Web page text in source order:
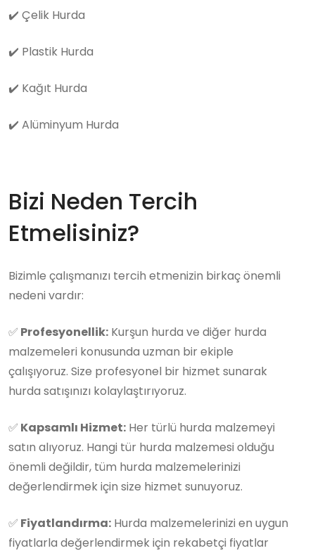
✔️ Çelik Hurda
✔️ Plastik Hurda
✔️ Kağıt Hurda
✔️ Alüminyum Hurda
Bizi Neden Tercih
Etmelisiniz?
Bizimle çalışmanızı tercih etmenizin birkaç önemli
nedeni vardır:
✅ Profesyonellik: Kurşun hurda ve diğer hurda
malzemeleri konusunda uzman bir ekiple
çalışıyoruz. Size profesyonel bir hizmet sunarak
hurda satışınızı kolaylaştırıyoruz.
✅ Kapsamlı Hizmet: Her türlü hurda malzemeyi
satın alıyoruz. Hangi tür hurda malzemesi olduğu
önemli değildir, tüm hurda malzemelerinizi
değerlendirmek için size hizmet sunuyoruz.
✅ Fiyatlandırma: Hurda malzemelerinizi en uygun
fiyatlarla değerlendirmek için rekabetçi fiyatlar